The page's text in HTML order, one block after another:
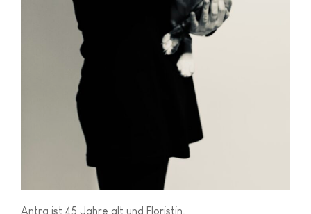
Antra ist 45 Jahre alt und Floristin.